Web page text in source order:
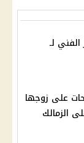
الفني لـ
على زوجها
الزمالك